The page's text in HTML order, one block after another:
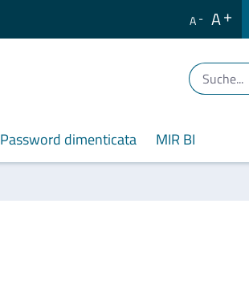
A A
Password dimenticata MIR BI